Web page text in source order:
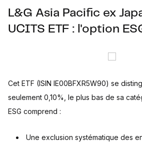
L&G Asia Pacific ex
UCITS ETF : l'option
Cet ETF (ISIN IE00BFXR5W90) se
seulement 0,10%, le plus bas de sa
ESG comprend :
Une exclusion systématique des